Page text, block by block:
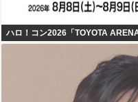
ハロ！コン2026「TOYOTA